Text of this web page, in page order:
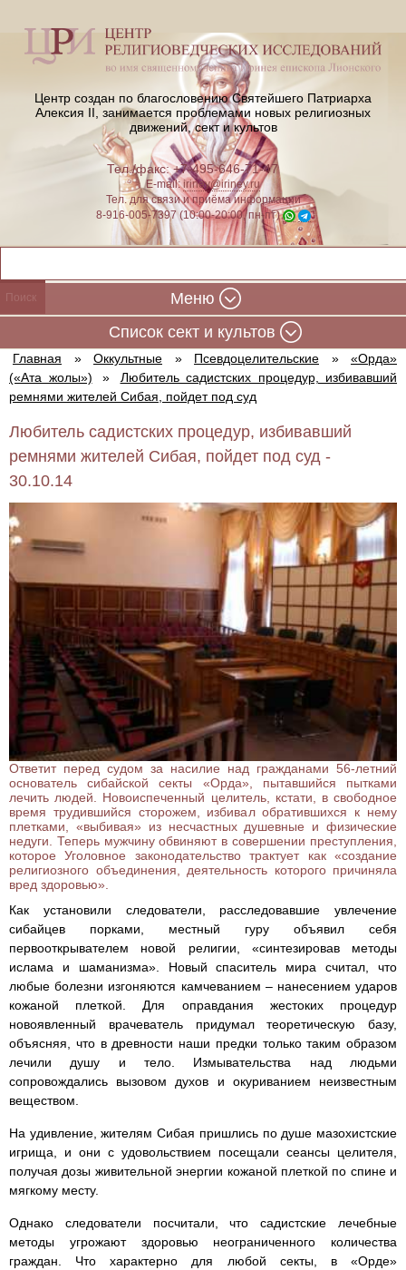
Центр создан по благословению Святейшего Патриарха
Алексия II, занимается проблемами новых религиозных
движений, сект и культов
Тел./факс: +7-495-646-71-47
E-mail:iriney@iriney.ru
Тел. для связи и приёма информации
8-916-005-7397 (10:00-20:00, пн-пт)
Меню
Cписок сект и культов
Главная » Оккультные » Псевдоцелительские »
«Орда»
(«Ата жолы»)
»
Любитель садистских процедур, избивавший
ремнями жителей Сибая, пойдет под суд
Любитель садистских процедур, избивавший
ремнями жителей Сибая, пойдет под суд -
30.10.14
Ответит перед судом за насилие над гражданами 56-летний
основатель сибайской секты «Орда», пытавшийся пытками
лечить людей. Новоиспеченный целитель, кстати, в свободное
время трудившийся сторожем, избивал обратившихся к нему
плетками, «выбивая» из несчастных душевные и физические
недуги. Теперь мужчину обвиняют в совершении преступления,
которое Уголовное законодательство трактует как «создание
религиозного объединения, деятельность которого причиняла
вред здоровью».
Как установили следователи, расследовавшие увлечение
сибайцев порками, местный гуру объявил себя
первооткрывателем новой религии, «синтезировав методы
ислама и шаманизма». Новый спаситель мира считал, что
любые болезни изгоняются камчеванием – нанесением ударов
кожаной плеткой. Для оправдания жестоких процедур
новоявленный врачеватель придумал теоретическую базу,
объясняя, что в древности наши предки только таким образом
лечили душу и тело. Измывательства над людьми
сопровождались вызовом духов и окуриванием неизвестным
веществом.
На удивление, жителям Сибая пришлись по душе мазохистские
игрища, и они с удовольствием посещали сеансы целителя,
получая дозы живительной энергии кожаной плеткой по спине и
мягкому месту.
Однако следователи посчитали, что садистские лечебные
методы угрожают здоровью неограниченного количества
граждан. Что характерно для любой секты, в «Орде»